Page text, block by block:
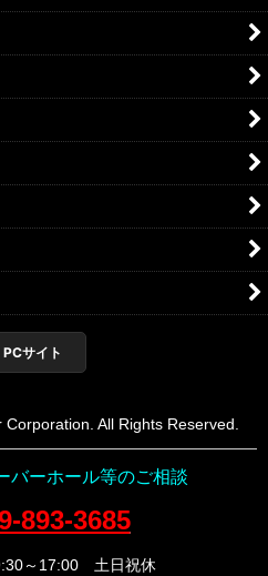
PCサイト
All Rights Reserved.
ーホール等のご相談
893-3685
～17:00 土日祝休